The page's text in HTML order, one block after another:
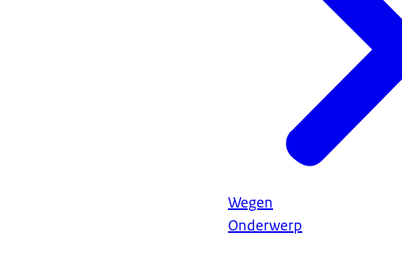
Wegen
Onderwerp